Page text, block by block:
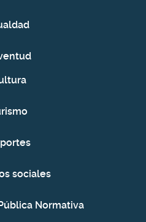
sociales
Normativa